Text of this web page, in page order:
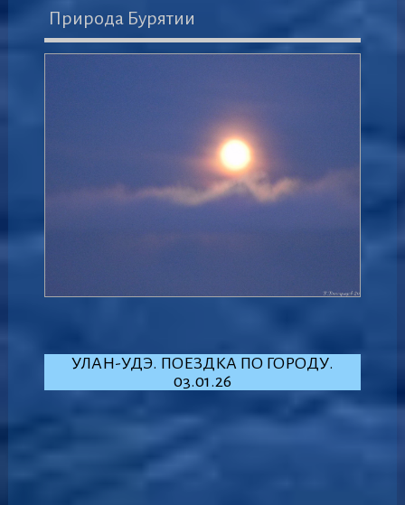
Природа Бурятии
УЛАН-УДЭ. ПОЕЗДКА ПО ГОРОДУ.
03.01.26